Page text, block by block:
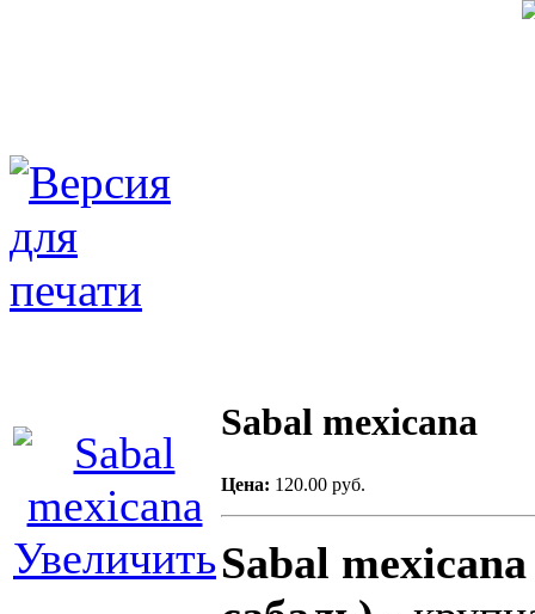
Увеличить
Sabal mexicana
Цена: 120.00 руб.
Sabal